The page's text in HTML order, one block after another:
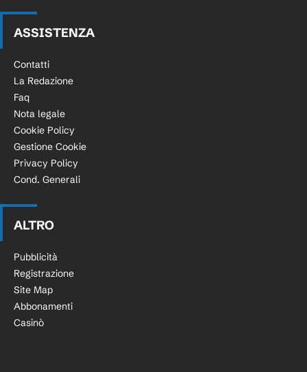
ASSISTENZA
Contatti
La Redazione
Faq
Nota legale
Cookie Policy
Gestione Cookie
Privacy Policy
Cond. Generali
ALTRO
Pubblicità
Registrazione
Site Map
Abbonamenti
Casinò